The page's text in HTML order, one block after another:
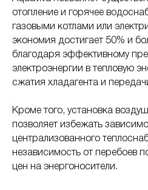
отопление и горячее
газовыми котлами или
экономия достигает 50% и
благодаря эффективному
электроэнергии в тепловую
сжатия хладагента и
Кроме того, установка
позволяет избежать
централизованного
независимость от перебоев
цен на энергоносители.